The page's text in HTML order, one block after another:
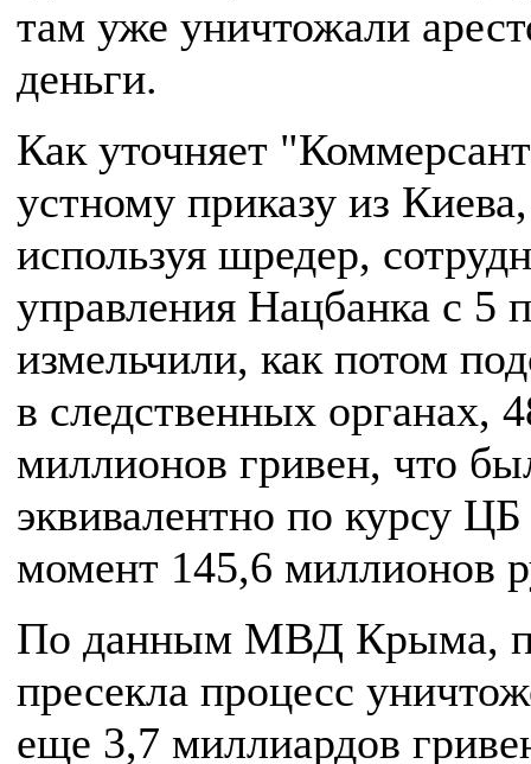
там уже уничтожали
деньги.
Как уточняет
устному приказу из Киева,
используя шредер,
управления Нацбанка с 5
измельчили, как потом
в следственных органах,
миллионов гривен, что
эквивалентно по курсу ЦБ
момент 145,6 миллионов
По данным МВД Крыма,
пресекла процесс
еще 3,7 миллиардов